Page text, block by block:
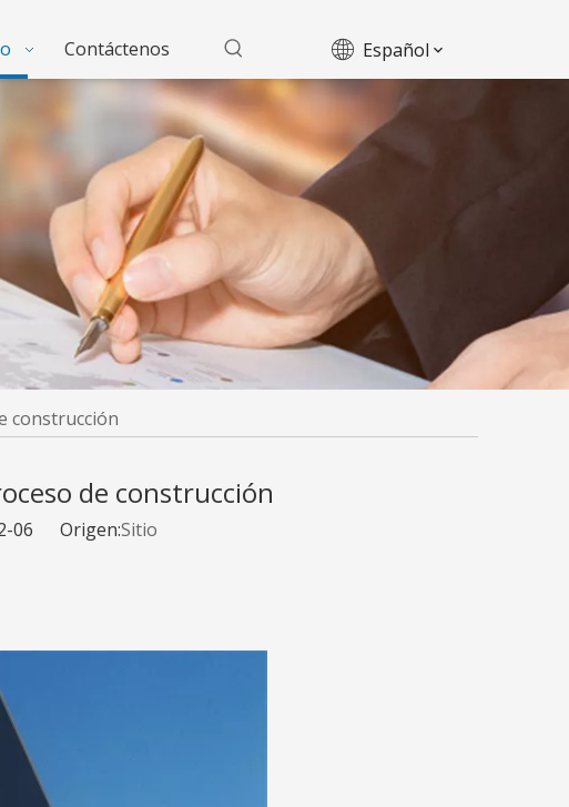
Contáctenos Español
construcción
de construcción
06 Origen:Sitio